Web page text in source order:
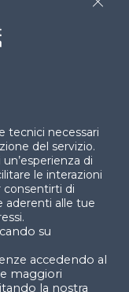
Dipartimento
tecnici necessari
del servizio.
di
le interazioni
consentirti di
aderenti alle tue
su
accedendo al
maggiori
la nostra